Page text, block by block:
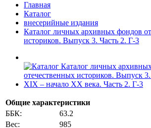
Главная
Каталог
внесерийные издания
Каталог личных архивных фондов
историков. Выпуск 3. Часть 2. Г-3
Общие характеристики
ББК:
63.2
Вес:
985